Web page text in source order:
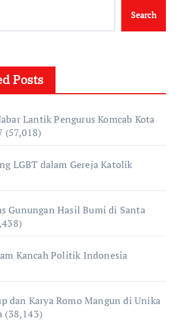
Search
Posts
Lantik Pengurus Komcab Kota
(57,018)
LGBT dalam Gereja Katolik
Gunungan Hasil Bumi di Santa
Kancah Politik Indonesia
dan Karya Romo Mangun di Unika
(38,143)